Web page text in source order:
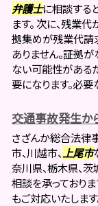
弁護士に相談する
ます。 次に、残業
拠集めが残業代請
ありません。証拠
ない可能性がある
要になります。必要
交通事故発生か
さざんか総合法律
市、川越市、上尾市
奈川県、栃木県、
相談を承っており
もご対応いたしま